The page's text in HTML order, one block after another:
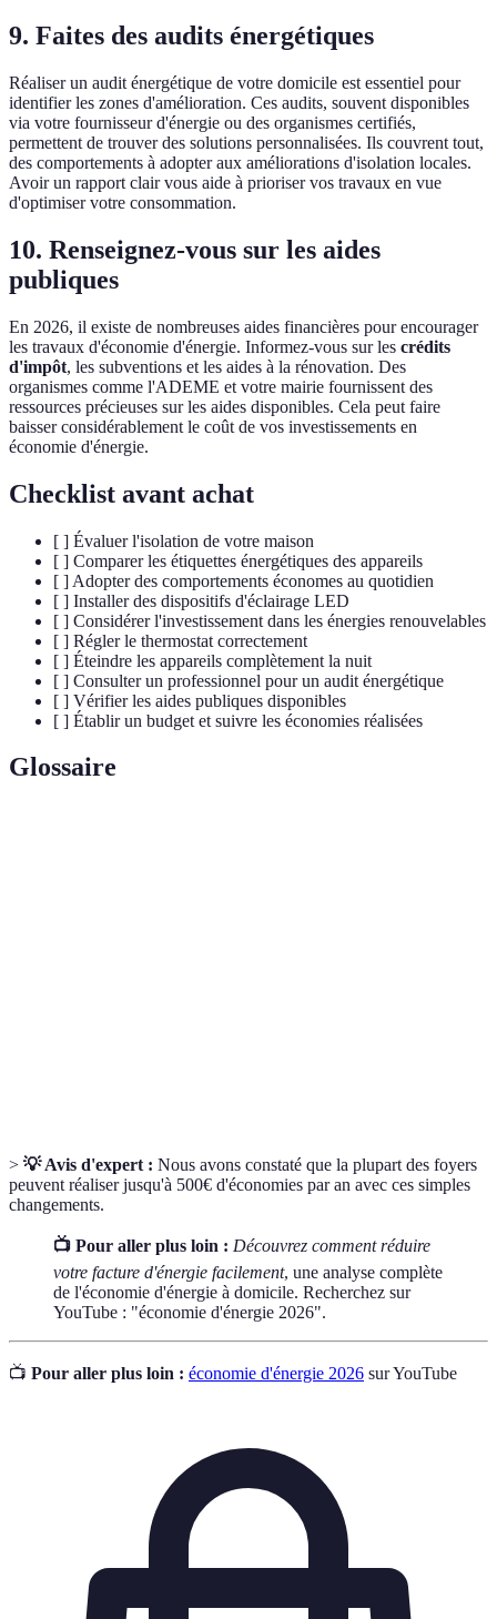
9. Faites des audits énergétiques
Réaliser un audit énergétique de votre domicile est essentiel pour
identifier les zones d'amélioration. Ces audits, souvent disponibles
via votre fournisseur d'énergie ou des organismes certifiés,
permettent de trouver des solutions personnalisées. Ils couvrent tout,
des comportements à adopter aux améliorations d'isolation locales.
Avoir un rapport clair vous aide à prioriser vos travaux en vue
d'optimiser votre consommation.
10. Renseignez-vous sur les aides
publiques
En 2026, il existe de nombreuses aides financières pour encourager
les travaux d'économie d'énergie. Informez-vous sur les crédits
d'impôt, les subventions et les aides à la rénovation. Des
organismes comme l'ADEME et votre mairie fournissent des
ressources précieuses sur les aides disponibles. Cela peut faire
baisser considérablement le coût de vos investissements en
économie d'énergie.
Checklist avant achat
[ ] Évaluer l'isolation de votre maison
[ ] Comparer les étiquettes énergétiques des appareils
[ ] Adopter des comportements économes au quotidien
[ ] Installer des dispositifs d'éclairage LED
[ ] Considérer l'investissement dans les énergies renouvelables
[ ] Régler le thermostat correctement
[ ] Éteindre les appareils complètement la nuit
[ ] Consulter un professionnel pour un audit énergétique
[ ] Vérifier les aides publiques disponibles
[ ] Établir un budget et suivre les économies réalisées
Glossaire
> 💡 Avis d'expert : Nous avons constaté que la plupart des foyers
peuvent réaliser jusqu'à 500€ d'économies par an avec ces simples
changements.
📺 Pour aller plus loin : Découvrez comment réduire
votre facture d'énergie facilement, une analyse complète
de l'économie d'énergie à domicile. Recherchez sur
YouTube : "économie d'énergie 2026".
📺 Pour aller plus loin : économie d'énergie 2026 sur YouTube